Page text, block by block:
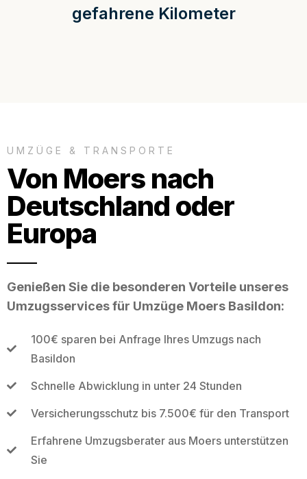
gefahrene Kilometer
UMZÜGE & TRANSPORTE
Von Moers nach
Deutschland oder
Europa
Genießen Sie die besonderen Vorteile unseres
Umzugsservices für Umzüge Moers Basildon:
100€ sparen bei Anfrage Ihres Umzugs nach
Basildon
Schnelle Abwicklung in unter 24 Stunden
Versicherungsschutz bis 7.500€ für den Transport
Erfahrene Umzugsberater aus Moers unterstützen
Sie